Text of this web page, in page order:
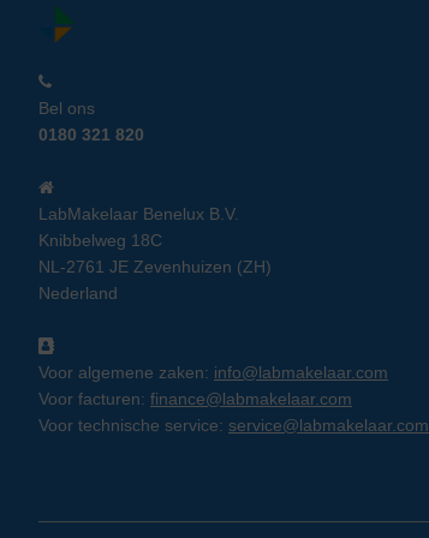
Bel ons
0180 321 820
LabMakelaar Benelux B.V.
Knibbelweg 18C
NL-2761 JE Zevenhuizen (ZH)
Nederland
Voor algemene zaken: info@labmakelaar.com
Voor facturen: finance@labmakelaar.com
Voor technische service: service@labmakelaar.com